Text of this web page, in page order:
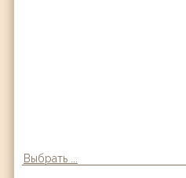
Выбрать ...